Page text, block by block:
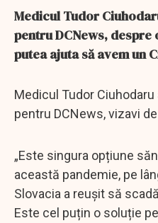
Medicul Tudor
pentru DCNews,
putea ajuta să avem un
Medicul Tudor
pentru DCNews, vizavi
„Este singura opțiune
această pandemie, pe
Slovacia a reușit să
Este cel puțin o soluție